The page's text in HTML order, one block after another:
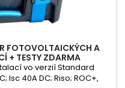
FOTOVOLTAICKÝCH A
+ TESTY ZDARMA
vo verzií Standard
Isc 40A DC; Riso; ROC+,